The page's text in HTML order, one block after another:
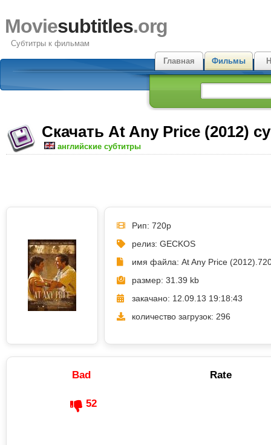
Moviesubtitles.org
Субтитры к фильмам
Главная
Фильмы
Скачать At Any Price (2012)
английские субтитры
Рип: 720p
релиз: GECKOS
имя файла: At Any Price
размер: 31.39 kb
закачано: 12.09.13 19:18:43
количество загрузок: 296
Bad Rate
52